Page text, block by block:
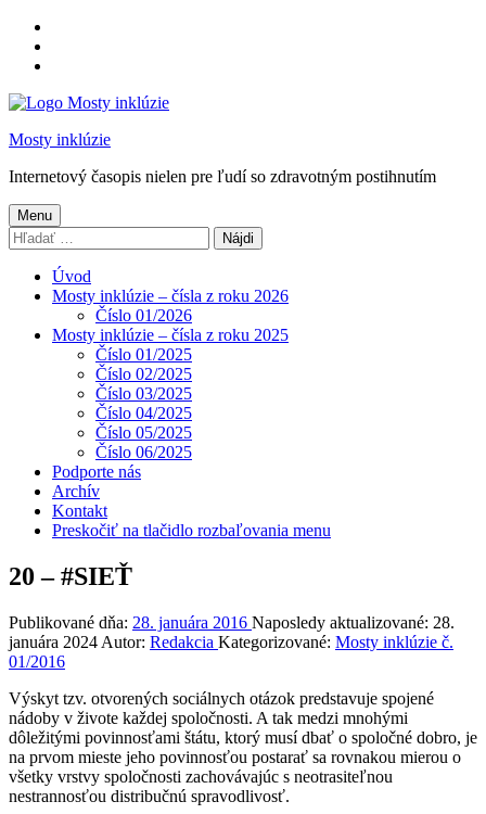
obsah
pätičku
Mosty inklúzie
Internetový časopis nielen pre ľudí so zdravotným postihnutím
Menu
Hľadať:
Úvod
Mosty inklúzie – čísla z roku 2026
Číslo 01/2026
Mosty inklúzie – čísla z roku 2025
Číslo 01/2025
Číslo 02/2025
Číslo 03/2025
Číslo 04/2025
Číslo 05/2025
Číslo 06/2025
Podporte nás
Archív
Kontakt
Preskočiť na tlačidlo rozbaľovania menu
20 – #SIEŤ
Publikované dňa: 28. januára 2016 Naposledy aktualizované: 28.
januára 2024 Autor: Redakcia Kategorizované: Mosty inklúzie č.
01/2016
Výskyt tzv. otvorených sociálnych otázok predstavuje spojené
nádoby v živote každej spoločnosti. A tak medzi mnohými
dôležitými povinnosťami štátu, ktorý musí dbať o spoločné dobro, je
na prvom mieste jeho povinnosťou postarať sa rovnakou mierou o
všetky vrstvy spoločnosti zachovávajúc s neotrasiteľnou
nestrannosťou distribučnú spravodlivosť.